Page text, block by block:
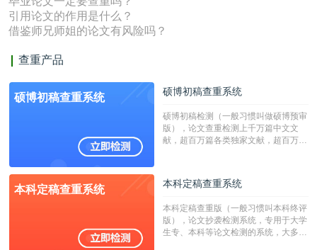
引用论文的作用是什么？
借鉴师兄师姐的论文有风险吗？
查重产品
硕博初稿查重系统 硕博初稿查重系统
硕博初稿检测（一般习惯叫做硕博预审
版），论文查重检测上千万篇中文文
献，超百万篇各类独家文献，超百万港
校用来检测硕博论文的系统，检测范围
广，数据来源真实，检测算法合理!本
字符数30万）
本科定稿查重系统 本科定稿查重系统
本科定稿查重版（一般习惯叫本科终评
版），论文抄袭检测系统，专用于大学
生专、本科等论文检测的系统，大多数